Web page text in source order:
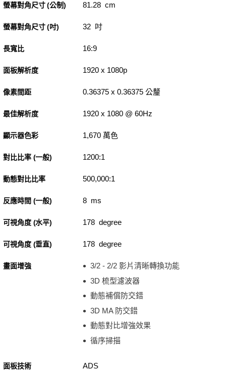
螢幕對角尺寸 (公制) 81.28 cm
螢幕對角尺寸 (吋) 32 吋
長寬比 16:9
面板解析度 1920 x 1080p
像素間距 0.36375 x 0.36375 公釐
最佳解析度 1920 x 1080 @ 60Hz
顯示器色彩 1,670 萬色
對比比率 (一般) 1200:1
動態對比比率 500,000:1
反應時間 (一般) 8 ms
可視角度 (水平) 178 degree
可視角度 (垂直) 178 degree
畫面增強
3/2 - 2/2 影片清晰轉換功能
3D 梳型濾波器
動態補償防交錯
3D MA 防交錯
動態對比增強效果
循序掃描
面板技術 ADS